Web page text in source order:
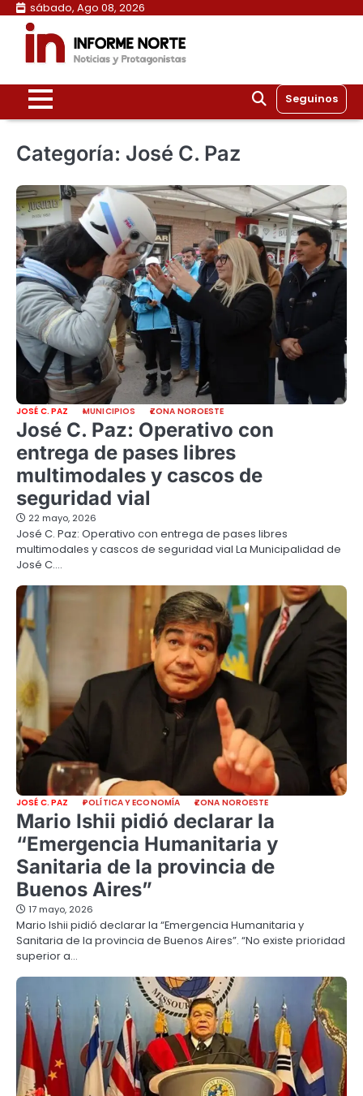
Skip
content
sábado, Ago 08, 2026
Seguinos
Categoría: José C. Paz
JOSÉ C. PAZ MUNICIPIOS ZONA NOROESTE
José C. Paz: Operativo con
entrega de pases libres
multimodales y cascos de
seguridad vial
22 mayo, 2026
José C. Paz: Operativo con entrega de pases libres
multimodales y cascos de seguridad vial La Municipalidad de
José C.…
JOSÉ C. PAZ POLÍTICA Y ECONOMÍA ZONA NOROESTE
Mario Ishii pidió declarar la
“Emergencia Humanitaria y
Sanitaria de la provincia de
Buenos Aires”
17 mayo, 2026
Mario Ishii pidió declarar la “Emergencia Humanitaria y
Sanitaria de la provincia de Buenos Aires”. “No existe prioridad
superior a…